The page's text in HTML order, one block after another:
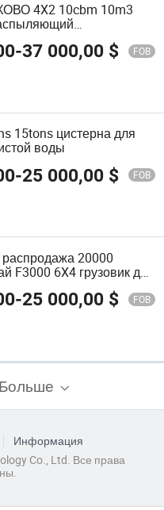
4X2 10cbm 10m3
-37 000,00 $ FOB
15tons цистерна для
воды
-25 000,00 $ FOB
20000
F3000 6X4 грузовик для
-25 000,00 $ FOB
Информация
Co., Ltd. Все права